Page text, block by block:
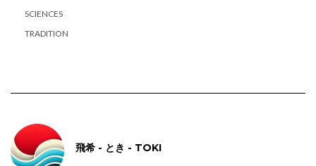
SCIENCES
TRADITION
飛希 - とき - TOKI